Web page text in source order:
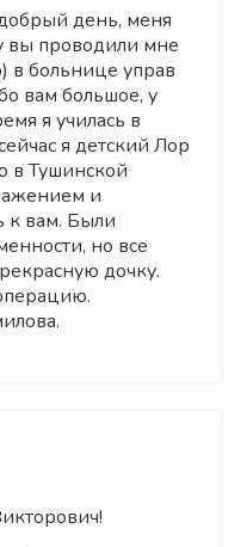
день, меня
вы проводили мне
больнице управ
вам большое, у
я училась в
я детский Лор
в Тушинской
и
к вам. Были
но все
дочку.